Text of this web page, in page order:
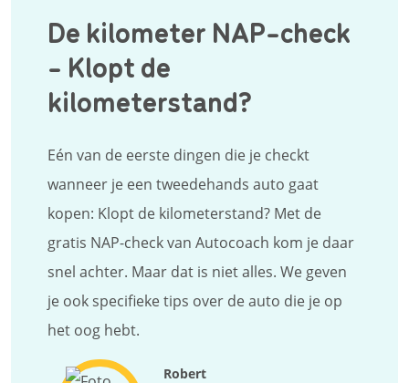
De kilometer NAP-check
- Klopt de
kilometerstand?
Eén van de eerste dingen die je checkt
wanneer je een tweedehands auto gaat
kopen: Klopt de kilometerstand? Met de
gratis NAP-check van Autocoach kom je daar
snel achter. Maar dat is niet alles. We geven
je ook specifieke tips over de auto die je op
het oog hebt.
Robert